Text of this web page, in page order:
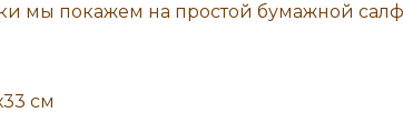
мы покажем на простой бумажной